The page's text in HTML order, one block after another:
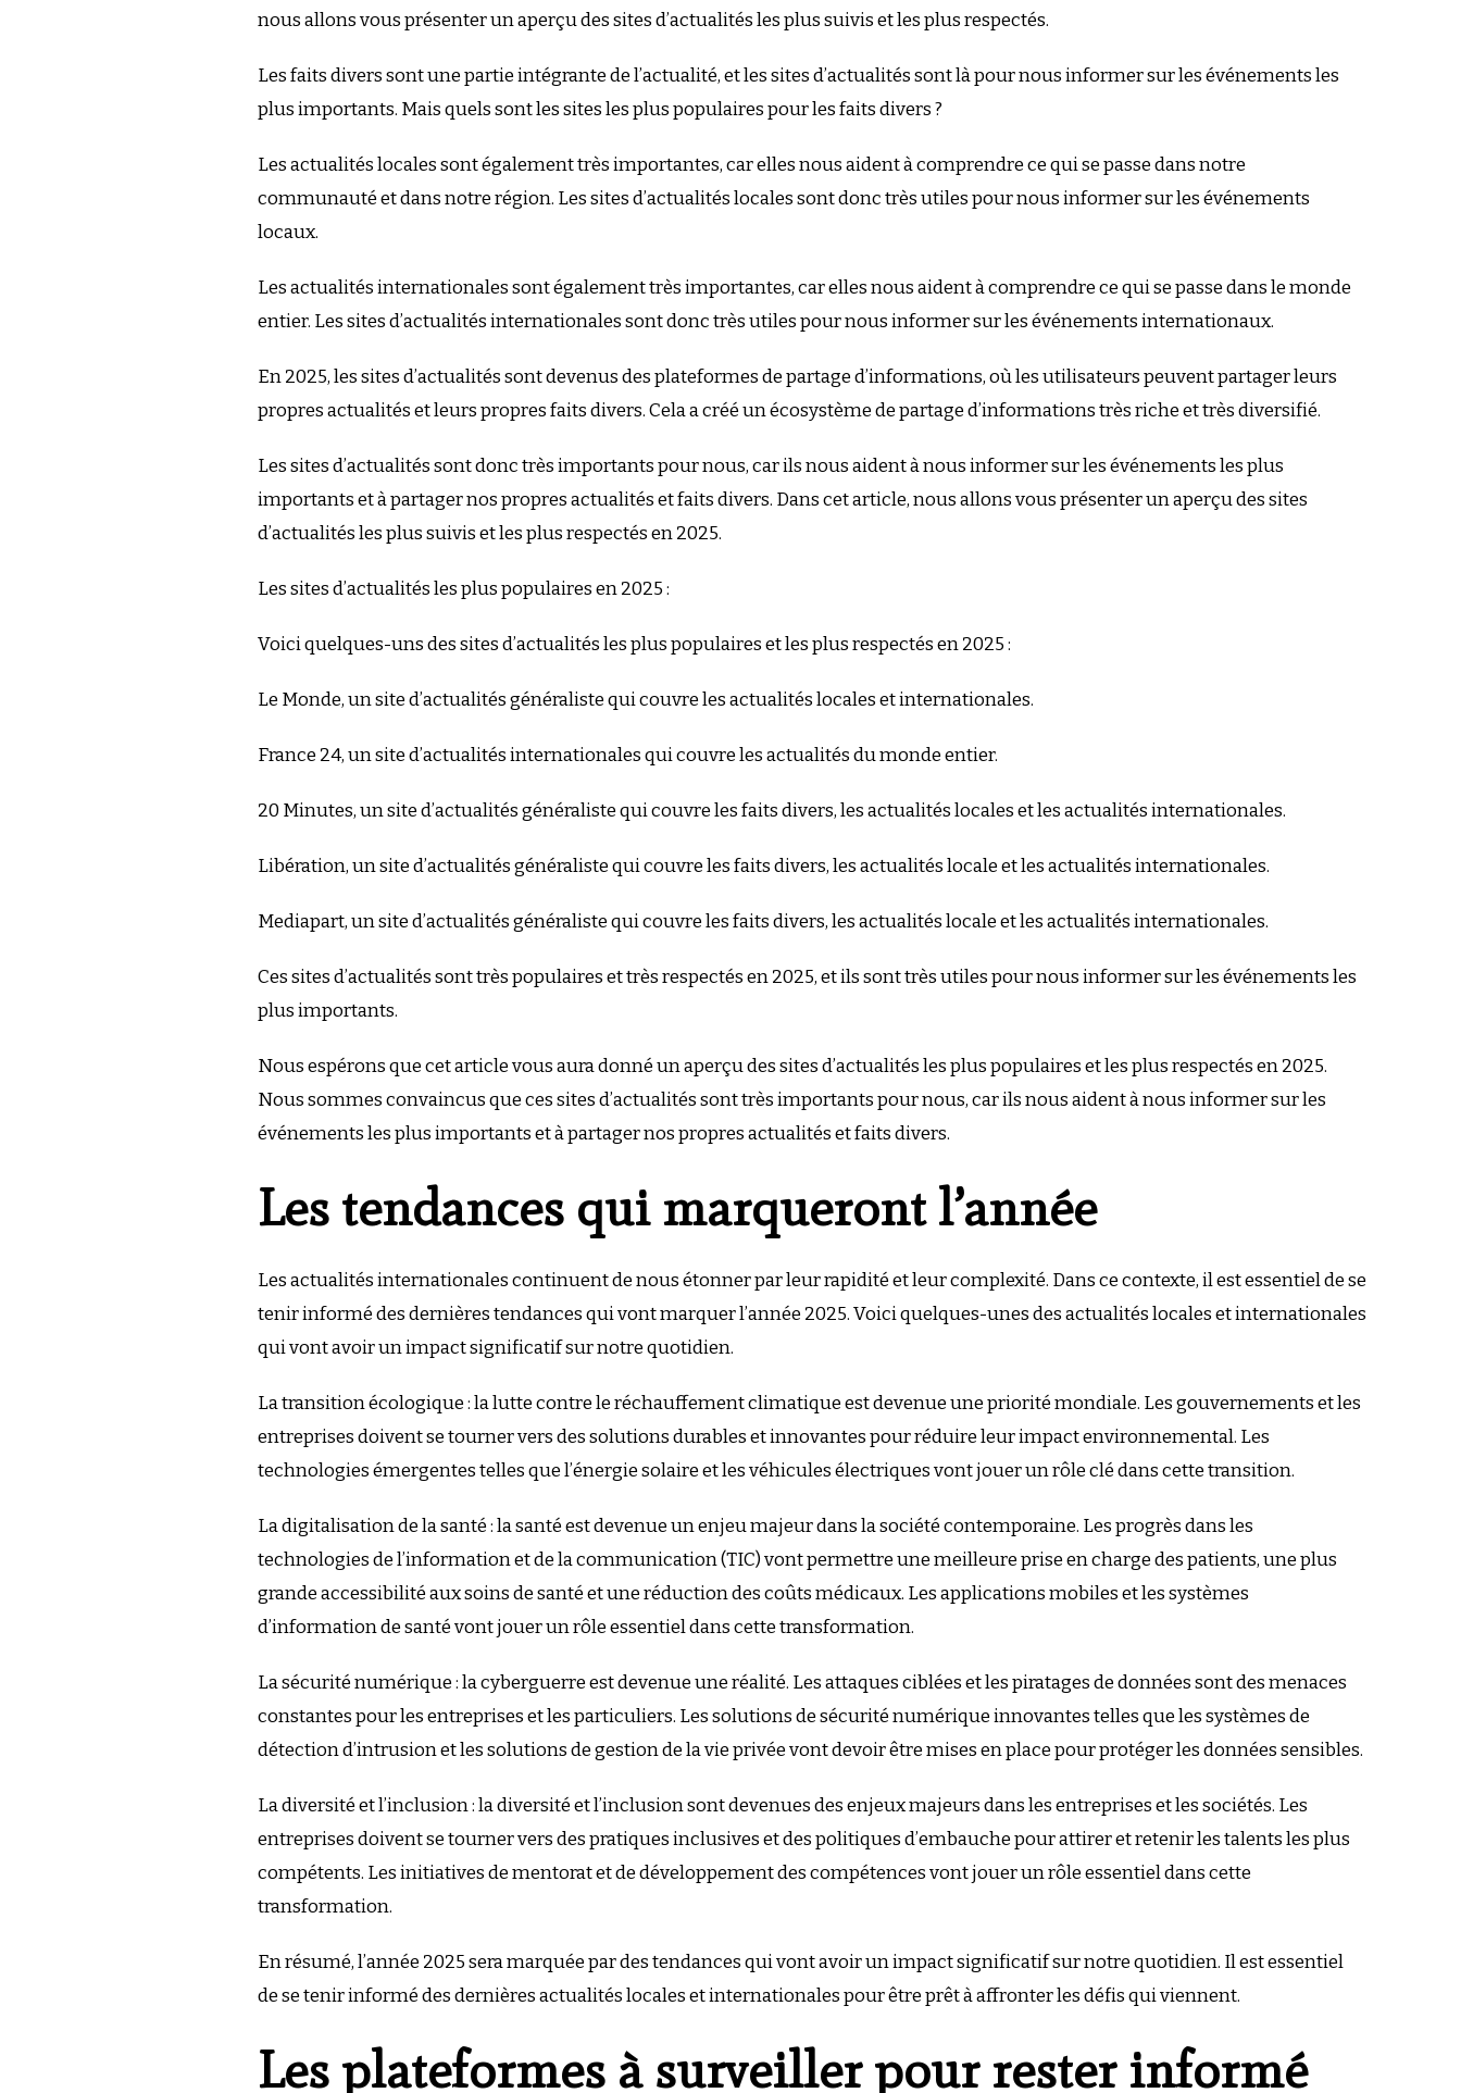
nous allons vous présenter un aperçu des sites d’actualités les plus suivis et les plus respectés.
Les faits divers sont une partie intégrante de l’actualité, et les sites d’actualités sont là pour nous informer sur les événements les
plus importants. Mais quels sont les sites les plus populaires pour les faits divers ?
Les actualités locales sont également très importantes, car elles nous aident à comprendre ce qui se passe dans notre
communauté et dans notre région. Les sites d’actualités locales sont donc très utiles pour nous informer sur les événements
locaux.
Les actualités internationales sont également très importantes, car elles nous aident à comprendre ce qui se passe dans le monde
entier. Les sites d’actualités internationales sont donc très utiles pour nous informer sur les événements internationaux.
En 2025, les sites d’actualités sont devenus des plateformes de partage d’informations, où les utilisateurs peuvent partager leurs
propres actualités et leurs propres faits divers. Cela a créé un écosystème de partage d’informations très riche et très diversifié.
Les sites d’actualités sont donc très importants pour nous, car ils nous aident à nous informer sur les événements les plus
importants et à partager nos propres actualités et faits divers. Dans cet article, nous allons vous présenter un aperçu des sites
d’actualités les plus suivis et les plus respectés en 2025.
Les sites d’actualités les plus populaires en 2025 :
Voici quelques-uns des sites d’actualités les plus populaires et les plus respectés en 2025 :
Le Monde, un site d’actualités généraliste qui couvre les actualités locales et internationales.
France 24, un site d’actualités internationales qui couvre les actualités du monde entier.
20 Minutes, un site d’actualités généraliste qui couvre les faits divers, les actualités locales et les actualités internationales.
Libération, un site d’actualités généraliste qui couvre les faits divers, les actualités locale et les actualités internationales.
Mediapart, un site d’actualités généraliste qui couvre les faits divers, les actualités locale et les actualités internationales.
Ces sites d’actualités sont très populaires et très respectés en 2025, et ils sont très utiles pour nous informer sur les événements les
plus importants.
Nous espérons que cet article vous aura donné un aperçu des sites d’actualités les plus populaires et les plus respectés en 2025.
Nous sommes convaincus que ces sites d’actualités sont très importants pour nous, car ils nous aident à nous informer sur les
événements les plus importants et à partager nos propres actualités et faits divers.
Les tendances qui marqueront l’année
Les actualités internationales continuent de nous étonner par leur rapidité et leur complexité. Dans ce contexte, il est essentiel de se
tenir informé des dernières tendances qui vont marquer l’année 2025. Voici quelques-unes des actualités locales et internationales
qui vont avoir un impact significatif sur notre quotidien.
La transition écologique : la lutte contre le réchauffement climatique est devenue une priorité mondiale. Les gouvernements et les
entreprises doivent se tourner vers des solutions durables et innovantes pour réduire leur impact environnemental. Les
technologies émergentes telles que l’énergie solaire et les véhicules électriques vont jouer un rôle clé dans cette transition.
La digitalisation de la santé : la santé est devenue un enjeu majeur dans la société contemporaine. Les progrès dans les
technologies de l’information et de la communication (TIC) vont permettre une meilleure prise en charge des patients, une plus
grande accessibilité aux soins de santé et une réduction des coûts médicaux. Les applications mobiles et les systèmes
d’information de santé vont jouer un rôle essentiel dans cette transformation.
La sécurité numérique : la cyberguerre est devenue une réalité. Les attaques ciblées et les piratages de données sont des menaces
constantes pour les entreprises et les particuliers. Les solutions de sécurité numérique innovantes telles que les systèmes de
détection d’intrusion et les solutions de gestion de la vie privée vont devoir être mises en place pour protéger les données sensibles.
La diversité et l’inclusion : la diversité et l’inclusion sont devenues des enjeux majeurs dans les entreprises et les sociétés. Les
entreprises doivent se tourner vers des pratiques inclusives et des politiques d’embauche pour attirer et retenir les talents les plus
compétents. Les initiatives de mentorat et de développement des compétences vont jouer un rôle essentiel dans cette
transformation.
En résumé, l’année 2025 sera marquée par des tendances qui vont avoir un impact significatif sur notre quotidien. Il est essentiel
de se tenir informé des dernières actualités locales et internationales pour être prêt à affronter les défis qui viennent.
Les plateformes à surveiller pour rester informé